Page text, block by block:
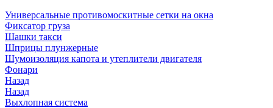
Универсальные противомоскитные сетки на окна
Фиксатор груза
Шашки такси
Шприцы плунжерные
Шумоизоляция капота и утеплители двигателя
Фонари
Назад
Назад
Выхлопная система